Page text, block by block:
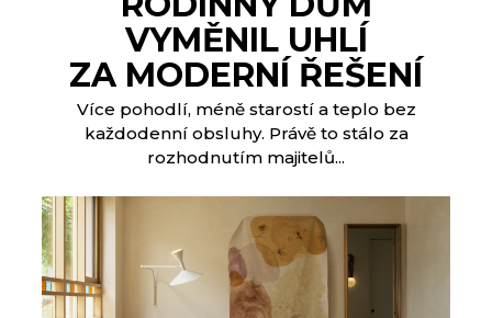
VYMĚNIL UHLÍ
ZA MODERNÍ ŘEŠENÍ
Více pohodlí, méně starostí a teplo bez
každodenní obsluhy. Právě to stálo za
rozhodnutím majitelů...